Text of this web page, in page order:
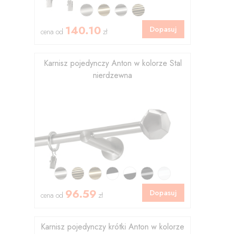
cena od 140.10 zł Dopasuj
Karnisz pojedynczy Anton w kolorze Stal
nierdzewna
cena od 96.59 zł Dopasuj
Karnisz pojedynczy krótki Anton w kolorze